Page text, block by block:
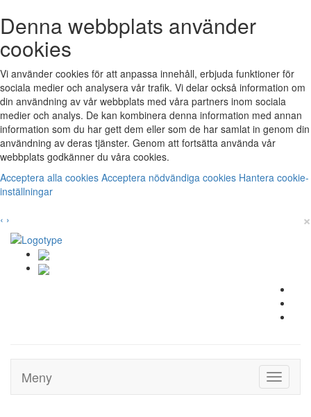
Denna webbplats använder
cookies
Vi använder cookies för att anpassa innehåll, erbjuda funktioner för
sociala medier och analysera vår trafik. Vi delar också information om
din användning av vår webbplats med våra partners inom sociala
medier och analys. De kan kombinera denna information med annan
information som du har gett dem eller som de har samlat in genom din
användning av deras tjänster. Genom att fortsätta använda vår
webbplats godkänner du våra cookies.
Acceptera alla cookies Acceptera nödvändiga cookies Hantera cookie-
inställningar
‹ › ×
Toggle
Meny